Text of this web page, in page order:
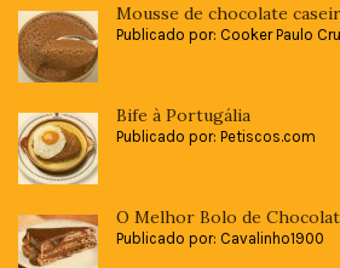
Mousse de chocolate
Publicado por: Cooker Paulo
Bife à Portugália
Publicado por: Petiscos.com
O Melhor Bolo de
Publicado por: Cavalinho1900